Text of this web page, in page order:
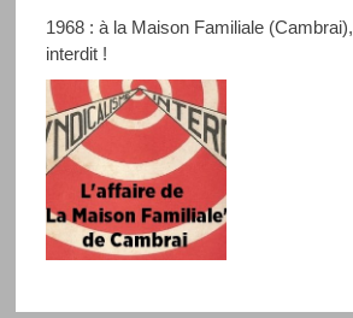
1968 : à la Maison Familiale (Cambrai), le syndicalisme
interdit !